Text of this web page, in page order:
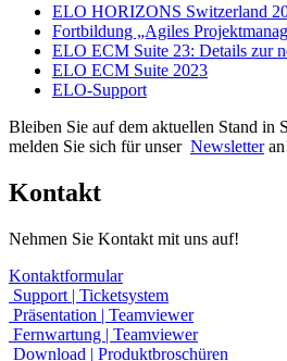
ELO HORIZONS Switzerland
Fortbildung „Agiles
ELO ECM Suite 23: Details zur
ELO ECM Suite 2023
ELO-Support
Bleiben Sie auf dem aktuellen Stand in
melden Sie sich für unser Newsletter
Kontakt
Nehmen Sie Kontakt mit uns auf!
Kontaktformular
Support | Ticketsystem
Präsentation | Teamviewer
Fernwartung | Teamviewer
Download | Produktbroschüren